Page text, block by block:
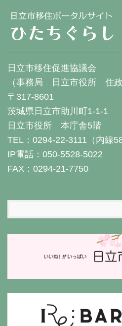
日立市移住促進協議会
（事務局 日立市役所 住政
〒317-8601
茨城県日立市助川町1-1-1
日立市役所 本庁舎5階
TEL：0294-22-3111（内線
IP電話：050-5528-5022
FAX：0294-21-7750